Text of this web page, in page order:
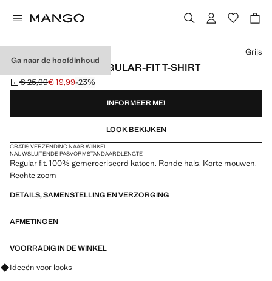
Ga naar de hoofdinhoud
100% KATOENEN REGULAR-FIT T-SHIRT
Oorspronkelijke prijs doorgehaald [€ 25,99 ]
€ 25,99
Huidige prijs [€ 19,99 ]
€ 19,99-23%
Kies een kleur
Grijs
INFORMEER ME!
LOOK BEKIJKEN
GRATIS VERZENDING NAAR WINKEL
NAUWSLUITENDE PASVORMSTANDAARDLENGTE
Regular fit. 100% gemerceriseerd katoen. Ronde hals. Korte mouwen.
Rechte zoom
DETAILS, SAMENSTELLING EN VERZORGING
AFMETINGEN
VOORRADIG IN DE WINKEL
Vraag om outfitideeën, kledingstukken en trends
Ideeën voor looks